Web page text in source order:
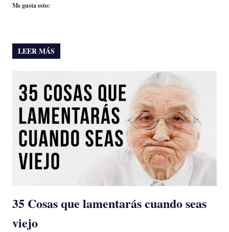
Me gusta esto:
LEER MÁS
35 Cosas que lamentarás cuando seas
viejo